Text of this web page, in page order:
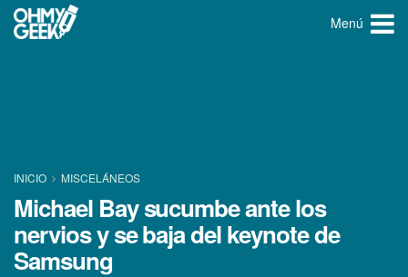
Menú
INICIO MISCELÁNEOS
Michael Bay sucumbe ante los
nervios y se baja del keynote de
Samsung